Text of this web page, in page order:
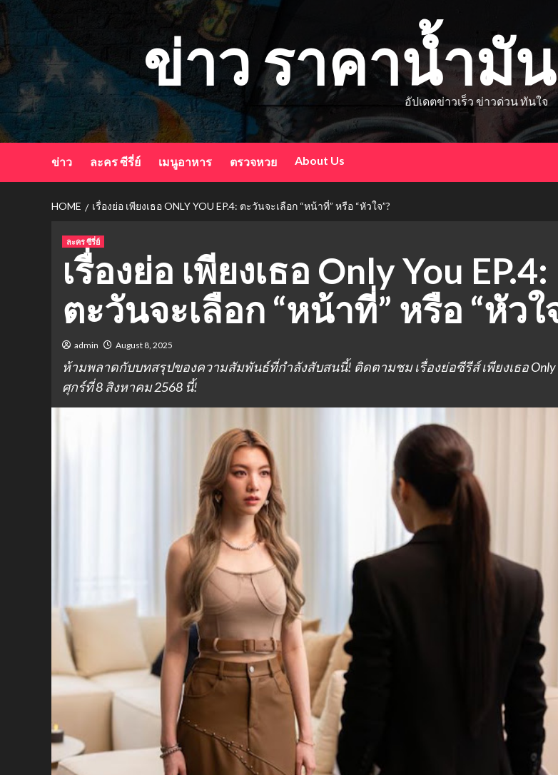
to
content
ข่าว ราคาน้ำมั
อัปเดตข่าวเร็ว ข่าวด่วน ทันใจ
ข่าว ละคร ซีรี่ย์ เมนูอาหาร ตรวจหวย About Us
HOME เรื่องย่อ เพียงเธอ ONLY YOU EP.4: ตะวันจะเลือก “หน้าที่” หรือ “หัวใจ”?
ละคร ซีรี่ย์
เรื่องย่อ เพียงเธอ Only You EP.4:
ตะวันจะเลือก “หน้าที่” หรือ “หัวใ
admin August 8, 2025
ห้ามพลาดกับบทสรุปของความสัมพันธ์ที่กำลังสับสนนี้! ติดตามชม เรื่องย่อซีรีส์ เพียงเธอ Only
ศุกร์ที่ 8 สิงหาคม 2568 นี้!